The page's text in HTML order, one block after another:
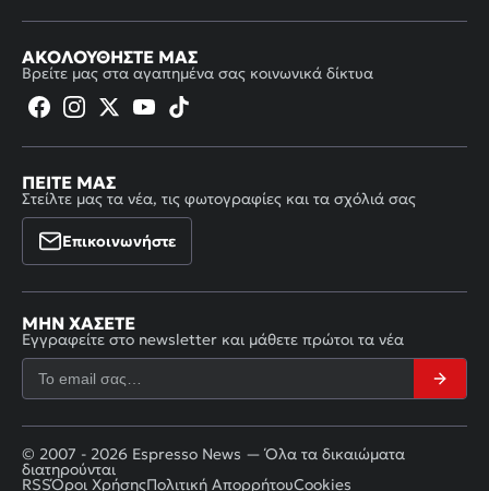
ΑΚΟΛΟΥΘΉΣΤΕ ΜΑΣ
Βρείτε μας στα αγαπημένα σας κοινωνικά δίκτυα
ΠΕΊΤΕ ΜΑΣ
Στείλτε μας τα νέα, τις φωτογραφίες και τα σχόλιά σας
Επικοινωνήστε
ΜΗΝ ΧΆΣΕΤΕ
Εγγραφείτε στο newsletter και μάθετε πρώτοι τα νέα
© 2007 - 2026 Espresso News — Όλα τα δικαιώματα
διατηρούνται
RSSΌροι ΧρήσηςΠολιτική ΑπορρήτουCookies